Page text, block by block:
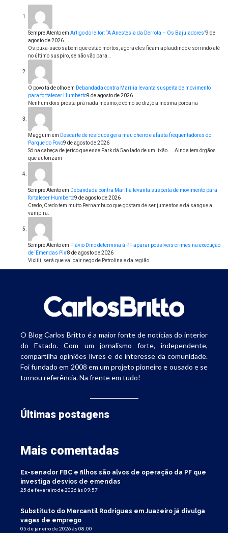
Sempre Atentoem Artigo do leitor: “A Anestesia da Derrota – Os Bajuladores”9 de
agosto de 2026
Os puxa-saco sabem que estão mortos, agora eles ficam aplaudindo e sorrindo até
no último suspiro, se não vão para…
O povo tá de olhoem Debandada contra Marília levanta suspeita de movimento
para fortalecer Humberto9 de agosto de 2026
Nenhum dois presta prá nada mesmo, é como se diz, é a mesma porcaria
Magguim em Descarte de resíduos gera mau cheiro e afasta frequentadores do
Parque do Povo9 de agosto de 2026
Só na cabeça de jerico que esse Park dá 5ao lado de um lixão.... Ainda tem órgãos
que autorizam
Sempre Atentoem Debandada contra Marília levanta suspeita de movimento para
fortalecer Humberto9 de agosto de 2026
Credo, Credo tem muito Pernambuco que gostam de ser jumentos e dá sangue a
vampira.
Sempre Atentoem Flávio Dino determina à PF apurar possíveis crimes na execução
de ‘Emendas Pix’8 de agosto de 2026
Vixiiii, será que vai cair nego de Petrolina e da região.
O Blog Carlos Britto é a maior fonte de notícias do interior
do Estado. Com um jornalismo forte, independente,
compartilha opiniões livres e de interesse da comunidade.
Foi fundado em 2008 em um projeto pioneiro e ousado e se
tornou referência. Na frente em tudo!
Últimas postagens
Mais comentadas
Ex-senador FBC e filhos são alvos de operação da PF que
investiga desvios de emendas
25 de fevereiro de 2026 às 09:57
Substituto do Mercantil Rodrigues em Juazeiro já divulga
vagas de emprego
05 de janeiro de 2026 às 08:00